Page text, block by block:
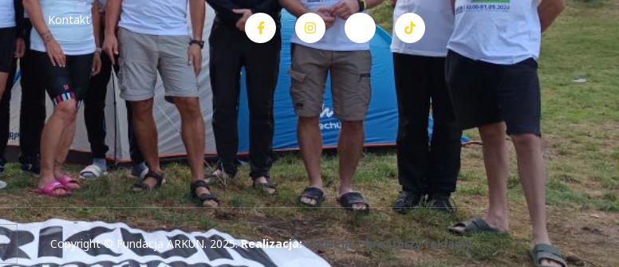
Kontakt
Copyright © Fundacja ARKUN. 2025.Realizacja:ESENCJA | kreatorzy reklamy